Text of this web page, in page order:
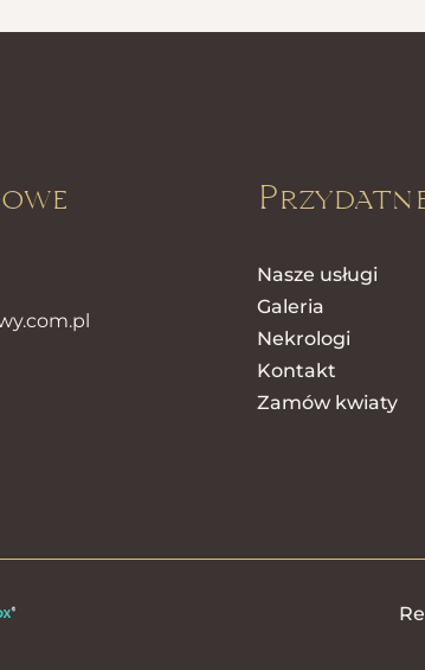
Nasze usługi
Galeria
Nekrologi
Kontakt
Zamów kwiaty